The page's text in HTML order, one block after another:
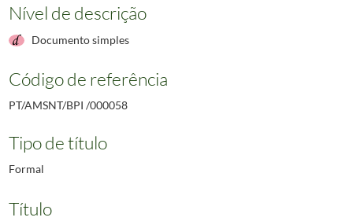
Nível de descrição
Documento simples
Código de referência
PT/AMSNT/BPI /000058
Tipo de título
Formal
Título